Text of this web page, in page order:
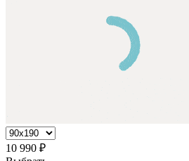
10 990 ₽